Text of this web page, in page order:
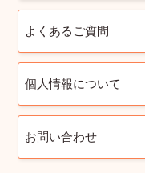
よくあるご質問
個人情報について
お問い合わせ